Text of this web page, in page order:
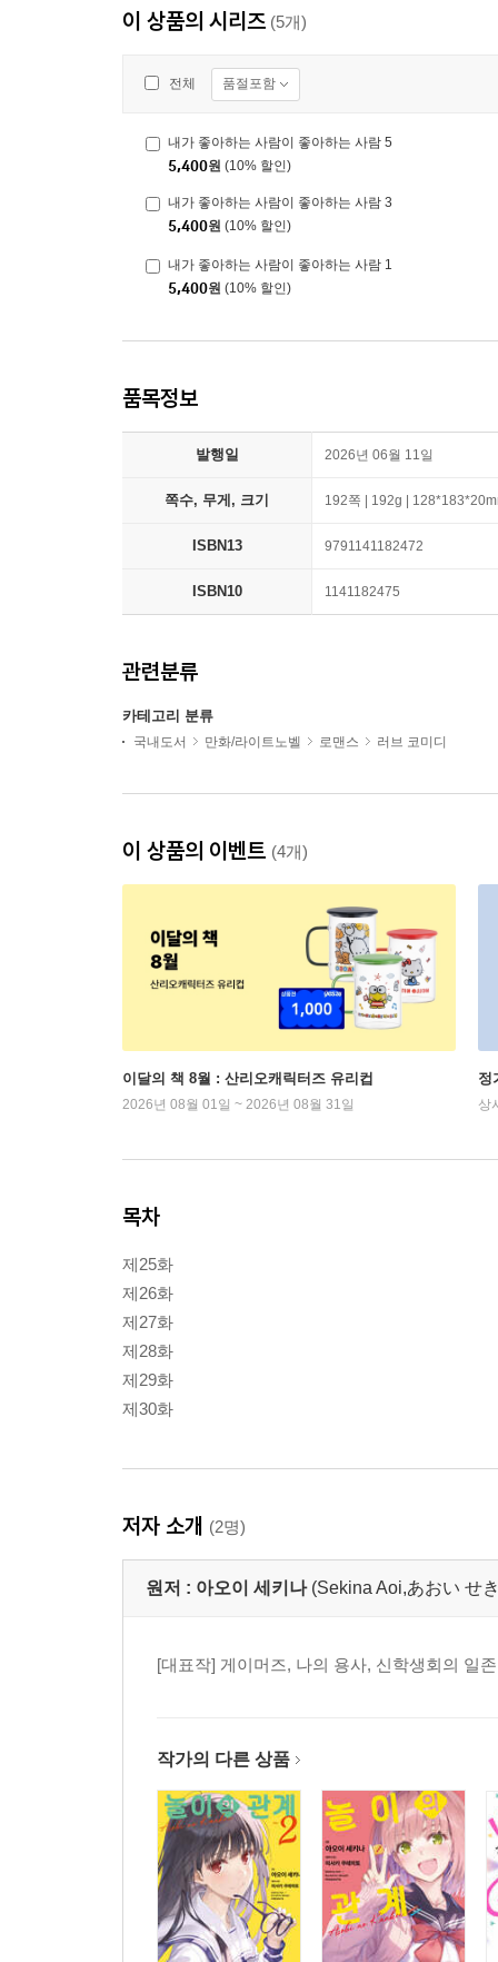
이 상품의 시리즈 (5개)
전체 품절포함
내가 좋아하는 사람이 좋아하는 사람 5
5,400원 (10% 할인)
내가 좋아하는 사람이 좋아하는 사람 3
5,400원 (10% 할인)
내가 좋아하는 사람이 좋아하는 사람 1
5,400원 (10% 할인)
품목정보
발행일 2026년 06월 11일
쪽수, 무게, 크기 192쪽 | 192g |
ISBN13 9791141182472
ISBN10 1141182475
관련분류
카테고리 분류
국내도서 만화/라이트노벨 로맨스 러브 코미디
이 상품의 이벤트 (4개)
이달의 책 8월 : 산리오캐릭터즈 유리컵
2026년 08월 01일 ~ 2026년 08월 31일
정
상
목차
제25화
제26화
제27화
제28화
제29화
제30화
저자 소개 (2명)
원저 : 아오이 세키나 (Sekina Aoi,あおい せ
[대표작] 게이머즈, 나의 용사, 신학생회의 일
작가의 다른 상품